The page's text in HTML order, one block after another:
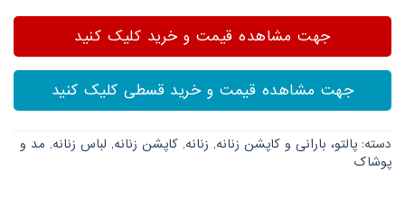
جهت مشاهده قیمت و خرید کلیک کنید
جهت مشاهده قیمت و خرید قسطی کلیک کنید
دسته: پالتو، بارانی و کاپشن زنانه, زنانه, کاپشن زنانه, لباس زنانه, مد و
پوشاک